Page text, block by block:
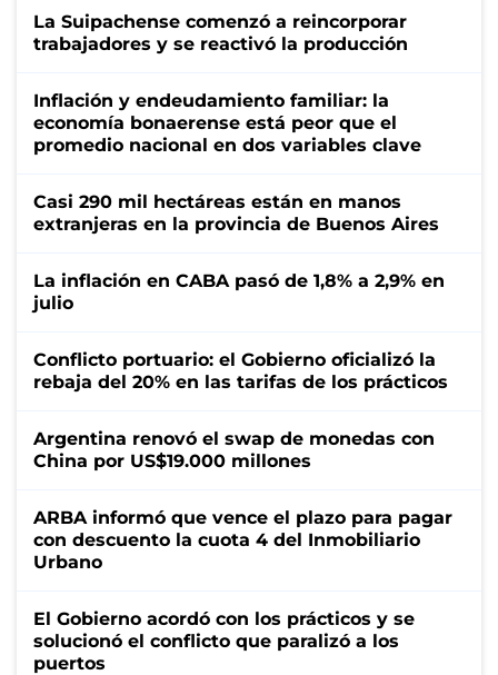
La Suipachense comenzó a reincorporar
trabajadores y se reactivó la producción
Inflación y endeudamiento familiar: la
economía bonaerense está peor que el
promedio nacional en dos variables clave
Casi 290 mil hectáreas están en manos
extranjeras en la provincia de Buenos Aires
La inflación en CABA pasó de 1,8% a 2,9% en
julio
Conflicto portuario: el Gobierno oficializó la
rebaja del 20% en las tarifas de los prácticos
Argentina renovó el swap de monedas con
China por US$19.000 millones
ARBA informó que vence el plazo para pagar
con descuento la cuota 4 del Inmobiliario
Urbano
El Gobierno acordó con los prácticos y se
solucionó el conflicto que paralizó a los
puertos